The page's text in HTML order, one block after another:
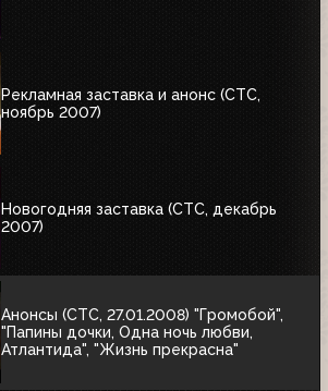
Рекламная заставка и анонс (СТС,
ноябрь 2007)
Новогодняя заставка (СТС, декабрь
2007)
Анонсы (СТС, 27.01.2008) "Громобой",
"Папины дочки, Одна ночь любви,
Атлантида", "Жизнь прекрасна"